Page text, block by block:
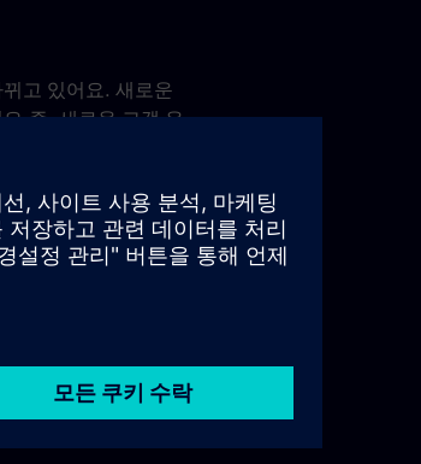
고 있어요. 새로운
.즉, 새로운 고객 유
면에서는 재생 에너
를 강화해요.
, CO₂ 배출 감소 등
기술적 복잡성과 비
.